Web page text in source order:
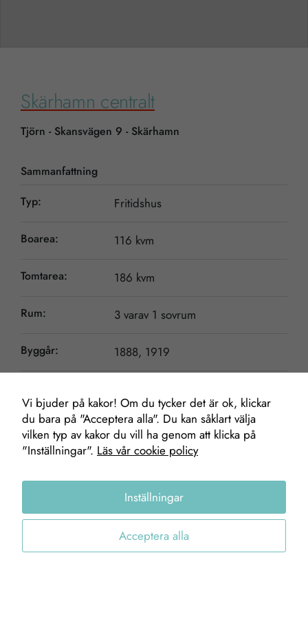
Skärhamn centralt
Tjörn - Skansvägen 9 - Skärhamn
Sammanfattning
Typ:
Fritidshus
Boarea: 116 kvm
Tomtarea: 186 kvm
Rum: 3 varav 1 sovrum
Byggår: 1888, 1919
Mäklare
Kent Olsson
Fastighetsmäklare
0705-67 83 30
Vi bjuder på kakor! Om du tycker det är ok, klickar
du bara på "Acceptera alla". Du kan såklart välja
vilken typ av kakor du vill ha genom att klicka på
"Inställningar". Läs vår cookie policy
Inställningar
Acceptera alla
Nödvändiga
Dessa kakor
går inte att
behövs för att
hemsidan
över huvud
taget ska